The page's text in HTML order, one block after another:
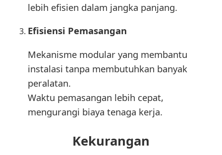
lebih efisien dalam jangka panjang.
Efisiensi Pemasangan
Mekanisme modular yang membantu
instalasi tanpa membutuhkan banyak
peralatan.
Waktu pemasangan lebih cepat,
mengurangi biaya tenaga kerja.
Kekurangan